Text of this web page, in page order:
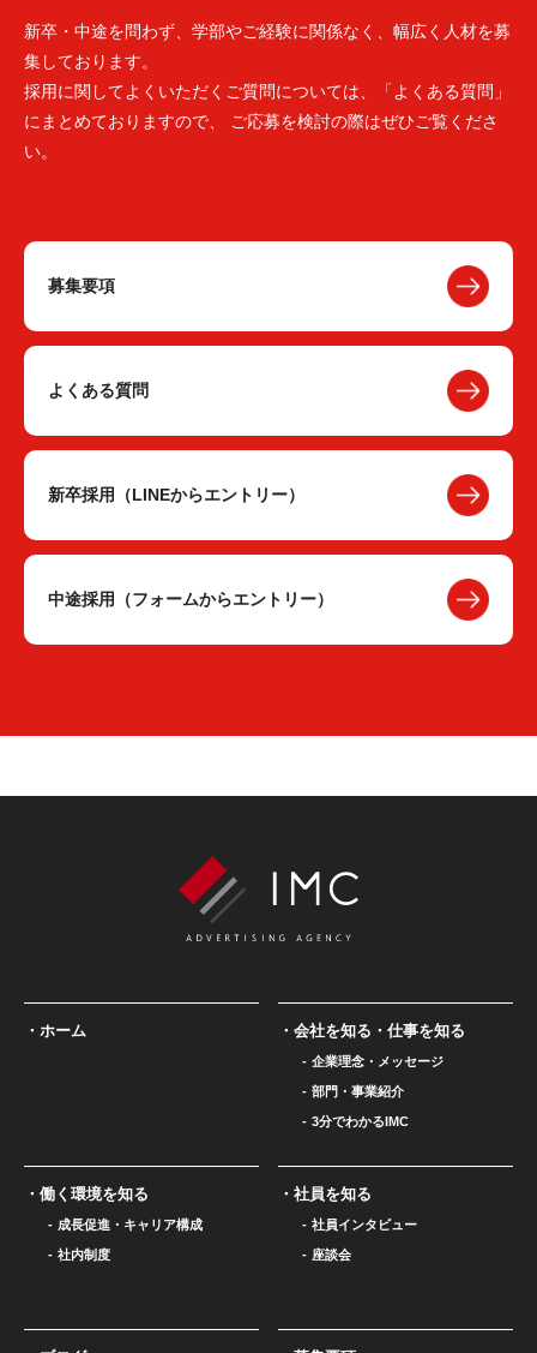
新卒・中途を問わず、学部やご経験に関係なく、幅広く人材を募
集しております。
採用に関してよくいただくご質問については、「よくある質問」
にまとめておりますので、 ご応募を検討の際はぜひご覧くださ
い。
募集要項
よくある質問
新卒採用（LINEからエントリー）
中途採用（フォームからエントリー）
ホーム 会社を知る・仕事を知る
企業理念・メッセージ
部門・事業紹介
3分でわかるIMC
働く環境を知る
成長促進・キャリア構成
社内制度
社員を知る
社員インタビュー
座談会